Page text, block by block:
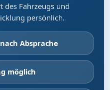
Fahrzeugs und
persönlich.
Absprache
möglich